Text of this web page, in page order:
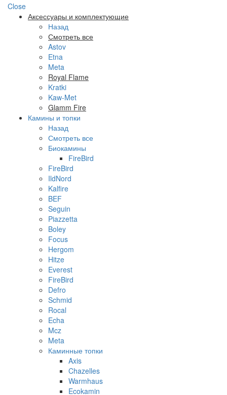
Close
Аксессуары и комплектующие
Назад
Смотреть все
Astov
Etna
Meta
Royal Flame
Kratki
Kaw-Met
Glamm Fire
Камины и топки
Назад
Смотреть все
Биокамины
FireBird
FireBird
IldNord
Kalfire
BEF
Seguin
Piazzetta
Boley
Focus
Hergom
Hitze
Everest
FireBird
Defro
Schmid
Rocal
Echa
Mcz
Meta
Каминные топки
Axis
Chazelles
Warmhaus
Ecokamin